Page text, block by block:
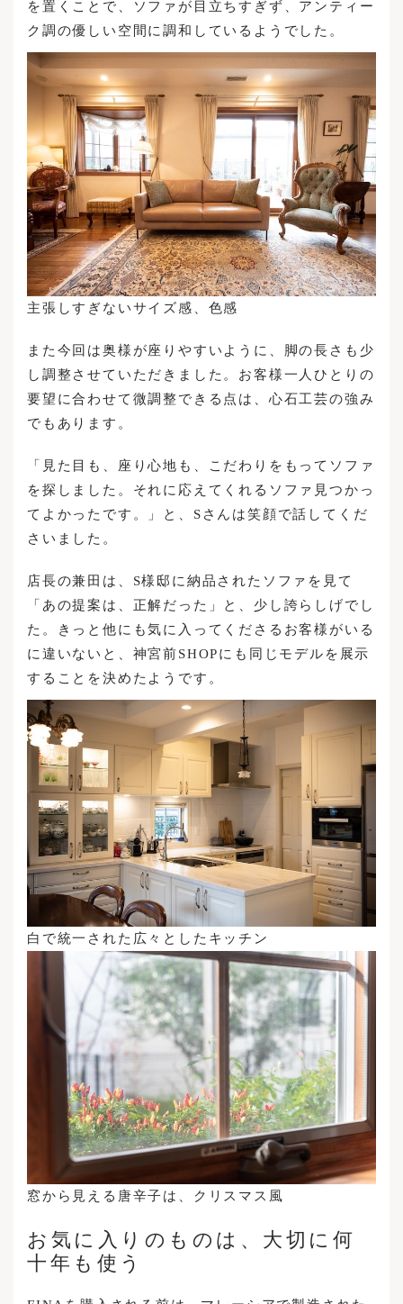
を置くことで、ソファが目立ちすぎず、アンティー
ク調の優しい空間に調和しているようでした。
主張しすぎないサイズ感、色感
また今回は奥様が座りやすいように、脚の長さも少
し調整させていただきました。お客様一人ひとりの
要望に合わせて微調整できる点は、心石工芸の強み
でもあります。
「見た目も、座り心地も、こだわりをもってソファ
を探しました。それに応えてくれるソファ見つかっ
てよかったです。」と、Sさんは笑顔で話してくだ
さいました。
店長の兼田は、S様邸に納品されたソファを見て
「あの提案は、正解だった」と、少し誇らしげでし
た。きっと他にも気に入ってくださるお客様がいる
に違いないと、神宮前SHOPにも同じモデルを展示
することを決めたようです。
白で統一された広々としたキッチン
窓から見える唐辛子は、クリスマス風
お気に入りのものは、大切に何
十年も使う